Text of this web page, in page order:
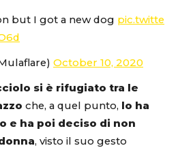
but I got a new dog pic.twitte
October 10, 2020
si è rifugiato tra le
che, a quel punto, lo ha
e ha poi deciso di non
, visto il suo gesto